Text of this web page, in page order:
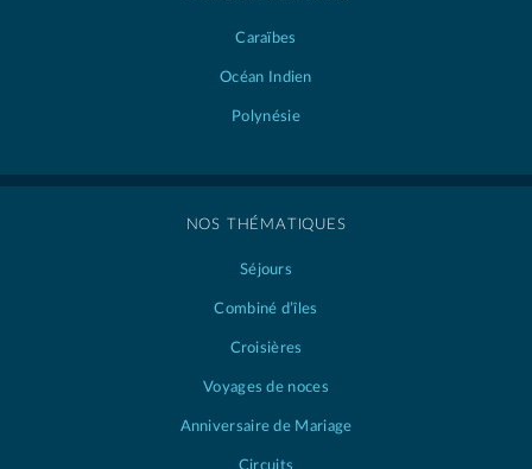
Caraïbes
Océan Indien
Polynésie
NOS THÉMATIQUES
Séjours
Combiné d’îles
Croisières
Voyages de noces
Anniversaire de Mariage